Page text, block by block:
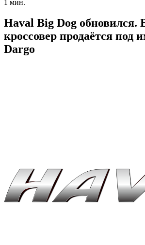
1 мин.
Haval Big Dog обновился.
кроссовер продаётся под
Dargo